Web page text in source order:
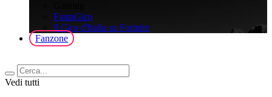
FantaGiro
ll Giro d'Italia su Fortnite
Fanzone
Vedi tutti